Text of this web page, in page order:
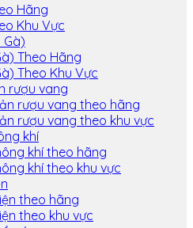
Hãng
Khu Vực
Gà)
Theo Hãng
Theo Khu Vực
rượu vang
rượu vang theo hãng
rượu vang theo khu vực
khí
khí theo hãng
khí theo khu vực
theo hãng
theo khu vực